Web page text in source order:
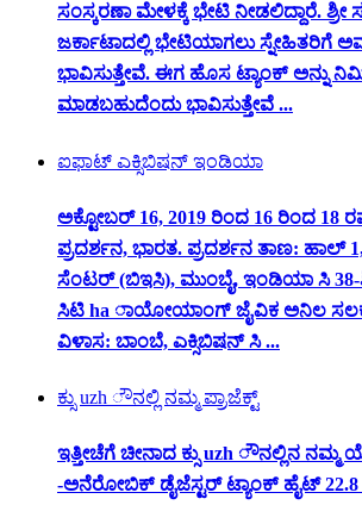
ಸಂಸ್ಕರಣಾ ಮೇಳಕ್ಕೆ ಭೇಟಿ ನೀಡಲಿದ್ದಾರೆ. ಶ್ರೀ
ಜರ್ಕಾಟಾದಲ್ಲಿ ಭೇಟಿಯಾಗಲು ಸ್ನೇಹಿತರಿಗೆ
ಭಾವಿಸುತ್ತೇವೆ. ಈಗ ಹೊಸ ಟ್ಯಾಂಕ್ ಅನ್ನು
ಮಾಡಬಹುದೆಂದು ಭಾವಿಸುತ್ತೇವೆ ...
ಐಫಾಟ್ ಎಕ್ಸಿಬಿಷನ್ ಇಂಡಿಯಾ
ಅಕ್ಟೋಬರ್ 16, 2019 ರಿಂದ 16 ರಿಂದ 18
ಪ್ರದರ್ಶನ, ಭಾರತ. ಪ್ರದರ್ಶನ ತಾಣ: ಹಾಲ್
ಸೆಂಟರ್ (ಬಿಇಸಿ), ಮುಂಬೈ, ಇಂಡಿಯಾ ಸಿ
ಸಿಟಿ ha ಾಯೋಯಾಂಗ್ ಜೈವಿಕ ಅನಿಲ
ವಿಳಾಸ: ಬಾಂಬೆ, ಎಕ್ಸಿಬಿಷನ್ ಸಿ ...
ಕ್ಸು uzh ೌನಲ್ಲಿ ನಮ್ಮ ಪ್ರಾಜೆಕ್ಟ್
ಇತ್ತೀಚೆಗೆ ಚೀನಾದ ಕ್ಸು uzh ೌನಲ್ಲಿನ
-ಅನೆರೋಬಿಕ್ ಡೈಜೆಸ್ಟರ್ ಟ್ಯಾಂಕ್ ಹೈಟ್